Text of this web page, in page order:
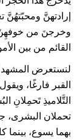
إرادتهنَّ
وخرجنَ من خوفهِنّ
القائم من بين
لنستعرض المشهد
القبر فارغًا،
تحملان البشرى،
بهما يسوع، بينما